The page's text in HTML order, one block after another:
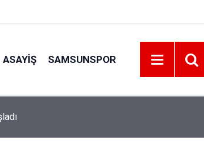
ASAYİŞ SAMSUNSPOR